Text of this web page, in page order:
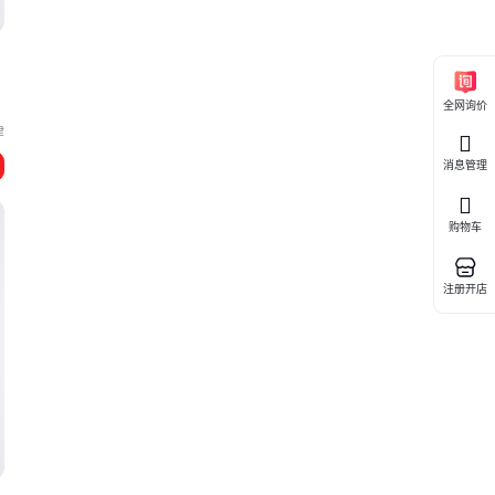
全网询价
消息管理
购物车
注册开店